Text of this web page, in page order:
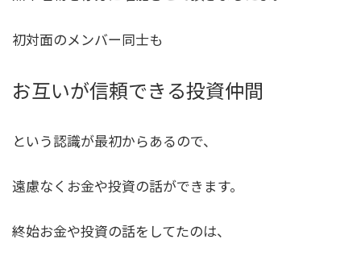
初対面のメンバー同士も
お互いが信頼できる投資仲間
という認識が最初からあるので、
遠慮なくお金や投資の話ができます。
終始お金や投資の話をしてたのは、